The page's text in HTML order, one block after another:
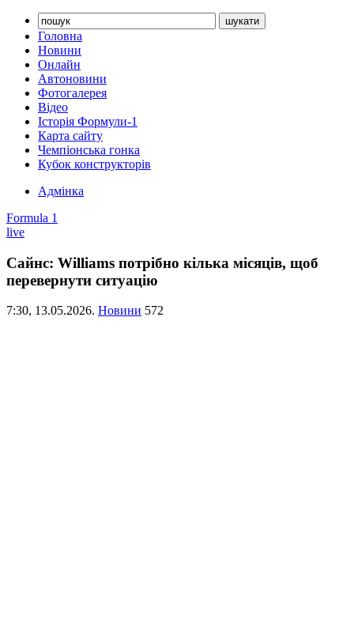
Головна
Новини
Онлайн
Автоновини
Фотогалерея
Відео
Історія Формули-1
Карта сайту
Чемпіонська гонка
Кубок конструкторів
Адмінка
Formula 1
live
Сайнс: Williams потрібно кілька місяців, щоб
перевернути ситуацію
7:30, 13.05.2026. Новини 572